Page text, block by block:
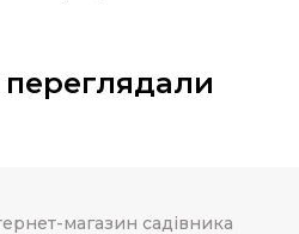
переглядали
магазин садівника